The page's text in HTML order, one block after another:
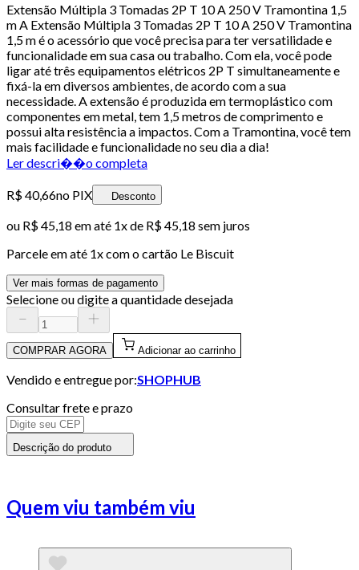
Extensão Múltipla 3 Tomadas 2P T 10 A 250 V Tramontina 1,5
m A Extensão Múltipla 3 Tomadas 2P T 10 A 250 V Tramontina
1,5 m é o acessório que você precisa para ter versatilidade e
funcionalidade em sua casa ou trabalho. Com ela, você pode
ligar até três equipamentos elétricos 2P T simultaneamente e
fixá-la em diversos ambientes, de acordo com a sua
necessidade. A extensão é produzida em termoplástico com
componentes em metal, tem 1,5 metros de comprimento e
possui alta resistência a impactos. Com a Tramontina, você tem
mais facilidade e funcionalidade no seu dia a dia!
Ler descri��o completa
R$ 40,66no PIX Desconto
ou R$ 45,18 em até 1x de R$ 45,18 sem juros
Parcele em até 1x com o cartão Le Biscuit
Ver mais formas de pagamento
Selecione ou digite a quantidade desejada
COMPRAR AGORA Adicionar ao carrinho
Vendido e entregue por:SHOPHUB
Consultar frete e prazo
Descrição do produto
Quem viu também viu